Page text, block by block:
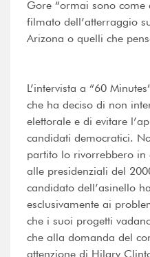
Gore “ormai sono
filmato dell’atterraggio
Arizona o quelli che
L’intervista a “60
che ha deciso di non
elettorale e di evitare
candidati democratici.
partito lo rivorrebbero
alle presidenziali del
candidato dell’asinello
esclusivamente ai
che i suoi progetti
che alla domanda del
attenzione di Hilary